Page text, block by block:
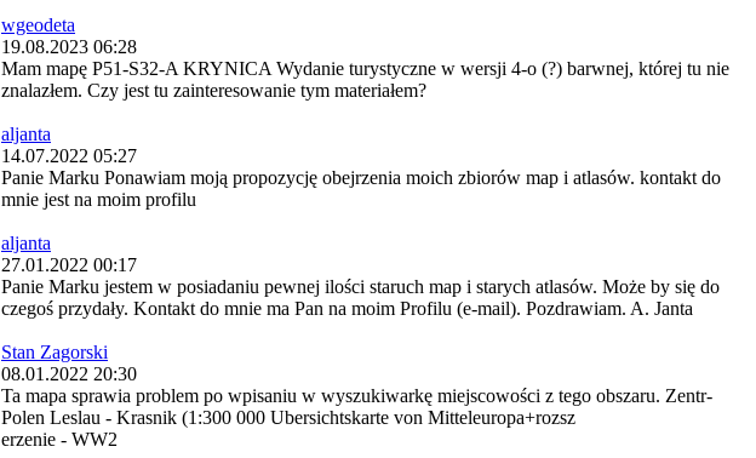
wgeodeta
19.08.2023 06:28
Mam mapę P51-S32-A KRYNICA Wydanie turystyczne w wersji 4-o (?) barwnej, której tu nie
znalazłem. Czy jest tu zainteresowanie tym materiałem?
aljanta
14.07.2022 05:27
Panie Marku Ponawiam moją propozycję obejrzenia moich zbiorów map i atlasów. kontakt do
mnie jest na moim profilu
aljanta
27.01.2022 00:17
Panie Marku jestem w posiadaniu pewnej ilości staruch map i starych atlasów. Może by się do
czegoś przydały. Kontakt do mnie ma Pan na moim Profilu (e-mail). Pozdrawiam. A. Janta
Stan Zagorski
08.01.2022 20:30
Ta mapa sprawia problem po wpisaniu w wyszukiwarkę miejscowości z tego obszaru. Zentr-
Polen Leslau - Krasnik (1:300 000 Ubersichtskarte von Mitteleuropa+rozsz
erzenie - WW2